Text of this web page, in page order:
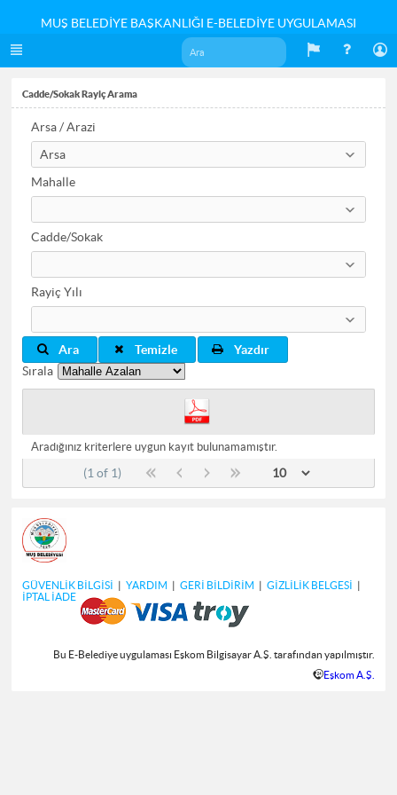
MUŞ BELEDİYE BAŞKANLIĞI E-BELEDİYE UYGULAMASI
Cadde/Sokak Rayiç Arama
Arsa / Arazi
Arsa
Mahalle
Cadde/Sokak
Rayiç Yılı
Ara Temizle
Yazdır
Sırala
Aradığınız kriterlere uygun kayıt bulunamamıştır.
(1 of 1)
GÜVENLİK BİLGİSİ YARDIM GERİ BİLDİRİM GİZLİLİK BELGESİ
İPTAL İADE
Bu E-Belediye uygulaması Eşkom Bilgisayar A.Ş. tarafından yapılmıştır.
Eşkom A.Ş.